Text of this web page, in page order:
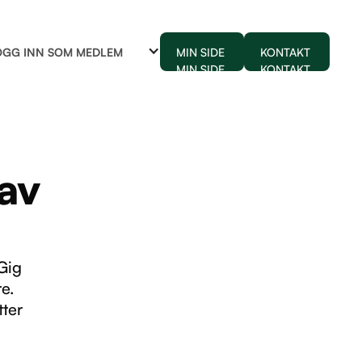
INN SOM MEDLEM
MIN SIDE
MIN SIDE
KONTAKT
KONTAKT